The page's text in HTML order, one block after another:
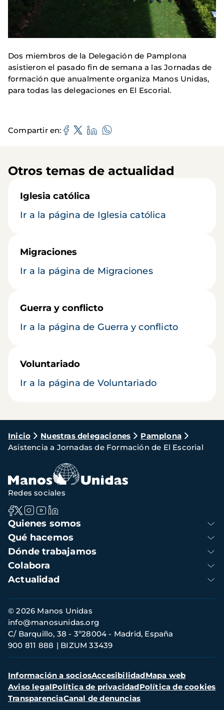
Dos miembros de la Delegación de Pamplona
asistieron el pasado fin de semana a las Jornadas de
formación que anualmente organiza Manos Unidas,
para todas las delegaciones en El Escorial.
Compartir en
Otros temas de actualidad
Iglesia católica
Ir a la página de Iglesia católica
Migraciones
Ir a la página de Migraciones
Guerra y conflicto
Ir a la página de Guerra y conflicto
Voluntariado
Ir a la página de Voluntariado
Ruta
de
navegación
Inicio Nuestras delegaciones
Pamplona
Asistencia a Jornadas de Formación de El Escorial
Navegación
principal
Quienes somos
Qué hacemos
Dónde trabajamos
Colabora
Actualidad
Redes sociales
Información
de
contacto
© 2026 Manos Unidas
C/ Barquillo, 38 - 3º28004 - Madrid, España
900 811 888
BIZUM 33439
info@manosunidas.org
Menú
secundario
Información a sociosAccesibilidadMapa web
Aviso legalPolítica de privacidadPolítica de cookies
TransparenciaCanal de denuncias